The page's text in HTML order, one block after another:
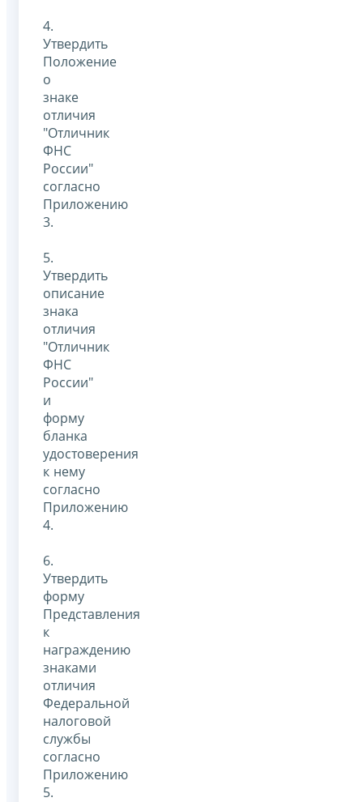
4.
Утвердить
Положение
о
знаке
отличия
"Отличник
ФНС
России"
согласно
Приложению
3.
5.
Утвердить
описание
знака
отличия
"Отличник
ФНС
России"
и
форму
бланка
удостоверения
к нему
согласно
Приложению
4.
6.
Утвердить
форму
Представления
к
награждению
знаками
отличия
Федеральной
налоговой
службы
согласно
Приложению
5.